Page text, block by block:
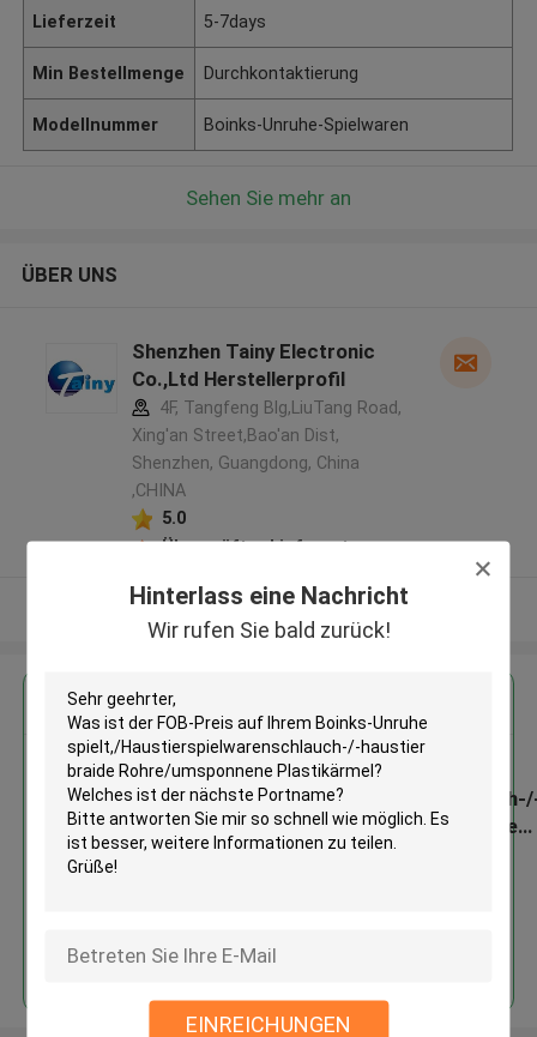
Hinterlass eine Nachricht
Wir rufen Sie bald zurück!
EINREICHUNGEN
Lieferzeit 5-7days
Min Bestellmenge Durchkontaktierung
Modellnummer Boinks-Unruhe-Spielwaren
Sehen Sie mehr an
ÜBER UNS
Shenzhen Tainy Electronic
Co.,Ltd Herstellerprofil
4F, Tangfeng Blg,LiuTang Road,
Xing'an Street,Bao'an Dist,
Shenzhen, Guangdong, China
,CHINA
5.0
Überprüfter Lieferant
Sehen Sie mehr an
Erhalten Sie den besten Preis für
Boinks-Unruhe
spielt,/
haustier braide Rohre/umsponnene
Plastikärmel
Fortsetzen